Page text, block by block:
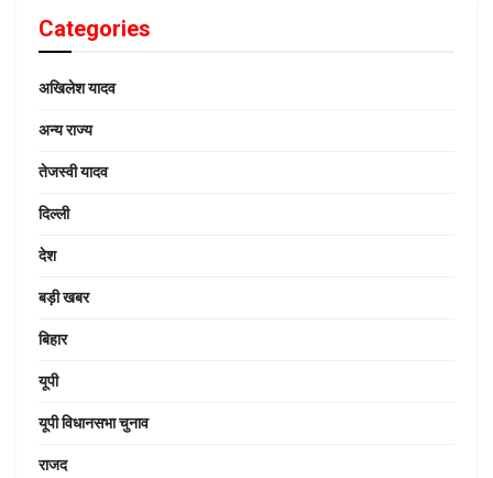
Categories
अखिलेश यादव
अन्य राज्य
तेजस्वी यादव
दिल्ली
देश
बड़ी खबर
बिहार
यूपी
यूपी विधानसभा चुनाव
राजद